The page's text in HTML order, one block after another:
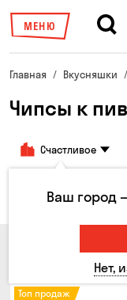
МЕНЮ
Главная Вкусняшки
Чипсы к
Счастливое
Кукуруза
Топ продаж
Ваш город
Нет,